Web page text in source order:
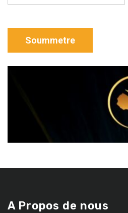
A Propos de nous